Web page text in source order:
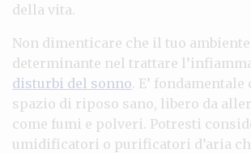
della vita.
Non dimenticare che il tuo
determinante nel trattare
disturbi del sonno. E’ fondamentale
spazio di riposo sano, libero da
come fumi e polveri. Potresti
umidificatori o purificatori d’aria